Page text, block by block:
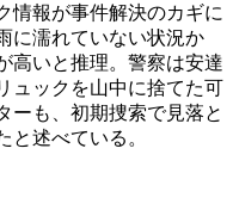
情報が事件解決のカギに
に濡れていない状況か
高いと推理。警察は安達
ュックを山中に捨てた可
ーも、初期捜索で見落と
と述べている。